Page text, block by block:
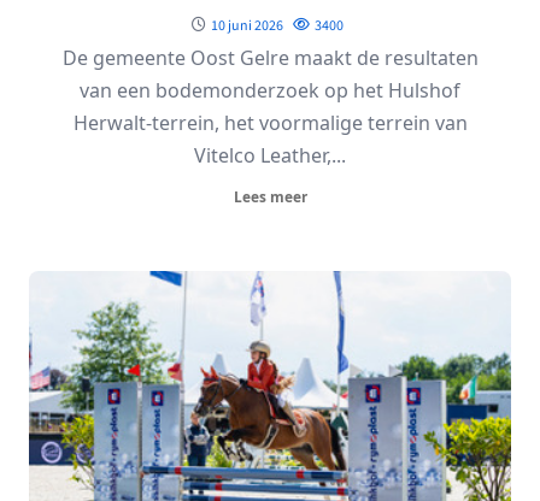
10 juni 2026 3400
De gemeente Oost Gelre maakt de resultaten
van een bodemonderzoek op het Hulshof
Herwalt-terrein, het voormalige terrein van
Vitelco Leather,...
Lees meer